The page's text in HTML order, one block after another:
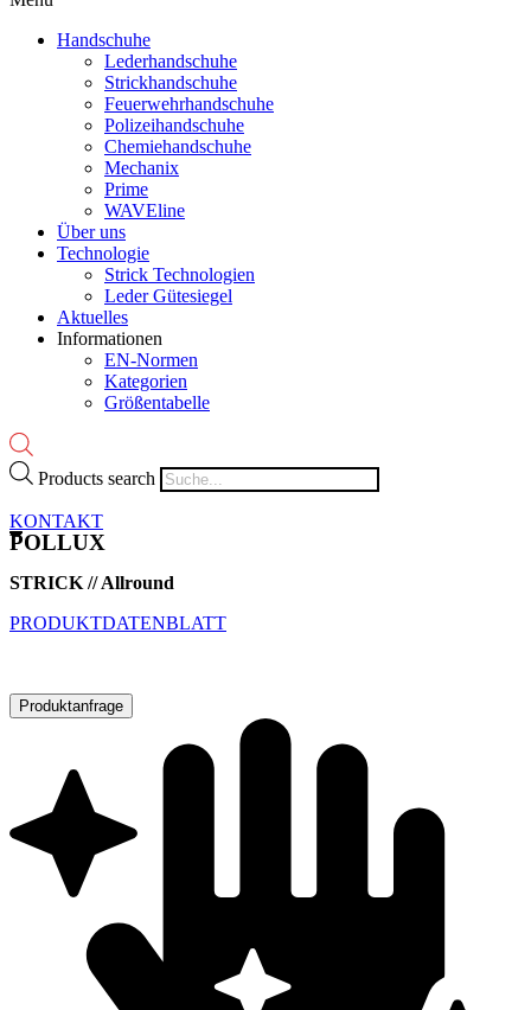
Handschuhe
Lederhandschuhe
Strickhandschuhe
Feuerwehrhandschuhe
Polizeihandschuhe
Chemiehandschuhe
Mechanix
Prime
WAVEline
Über uns
Technologie
Strick Technologien
Leder Gütesiegel
Aktuelles
Informationen
EN-Normen
Kategorien
Größentabelle
Products search
KONTAKT
POLLUX
STRICK // Allround
PRODUKTDATENBLATT
Produktanfrage